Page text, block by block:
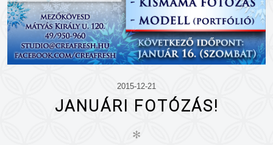
2015-12-21
JANUÁRI FOTÓZÁS!
✻